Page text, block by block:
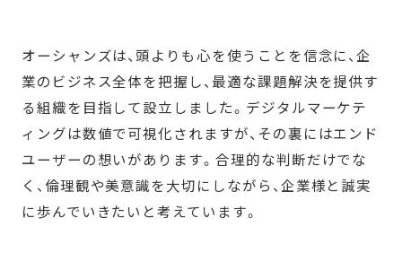
オーシャンズは、頭よりも心を使うことを信念に、企
業のビジネス全体を把握し、最適な課題解決を提供す
る組織を目指して設立しました。デジタルマーケテ
ィングは数値で可視化されますが、その裏にはエンド
ユーザーの想いがあります。合理的な判断だけでな
く、倫理観や美意識を大切にしながら、企業様と誠実
に歩んでいきたいと考えています。